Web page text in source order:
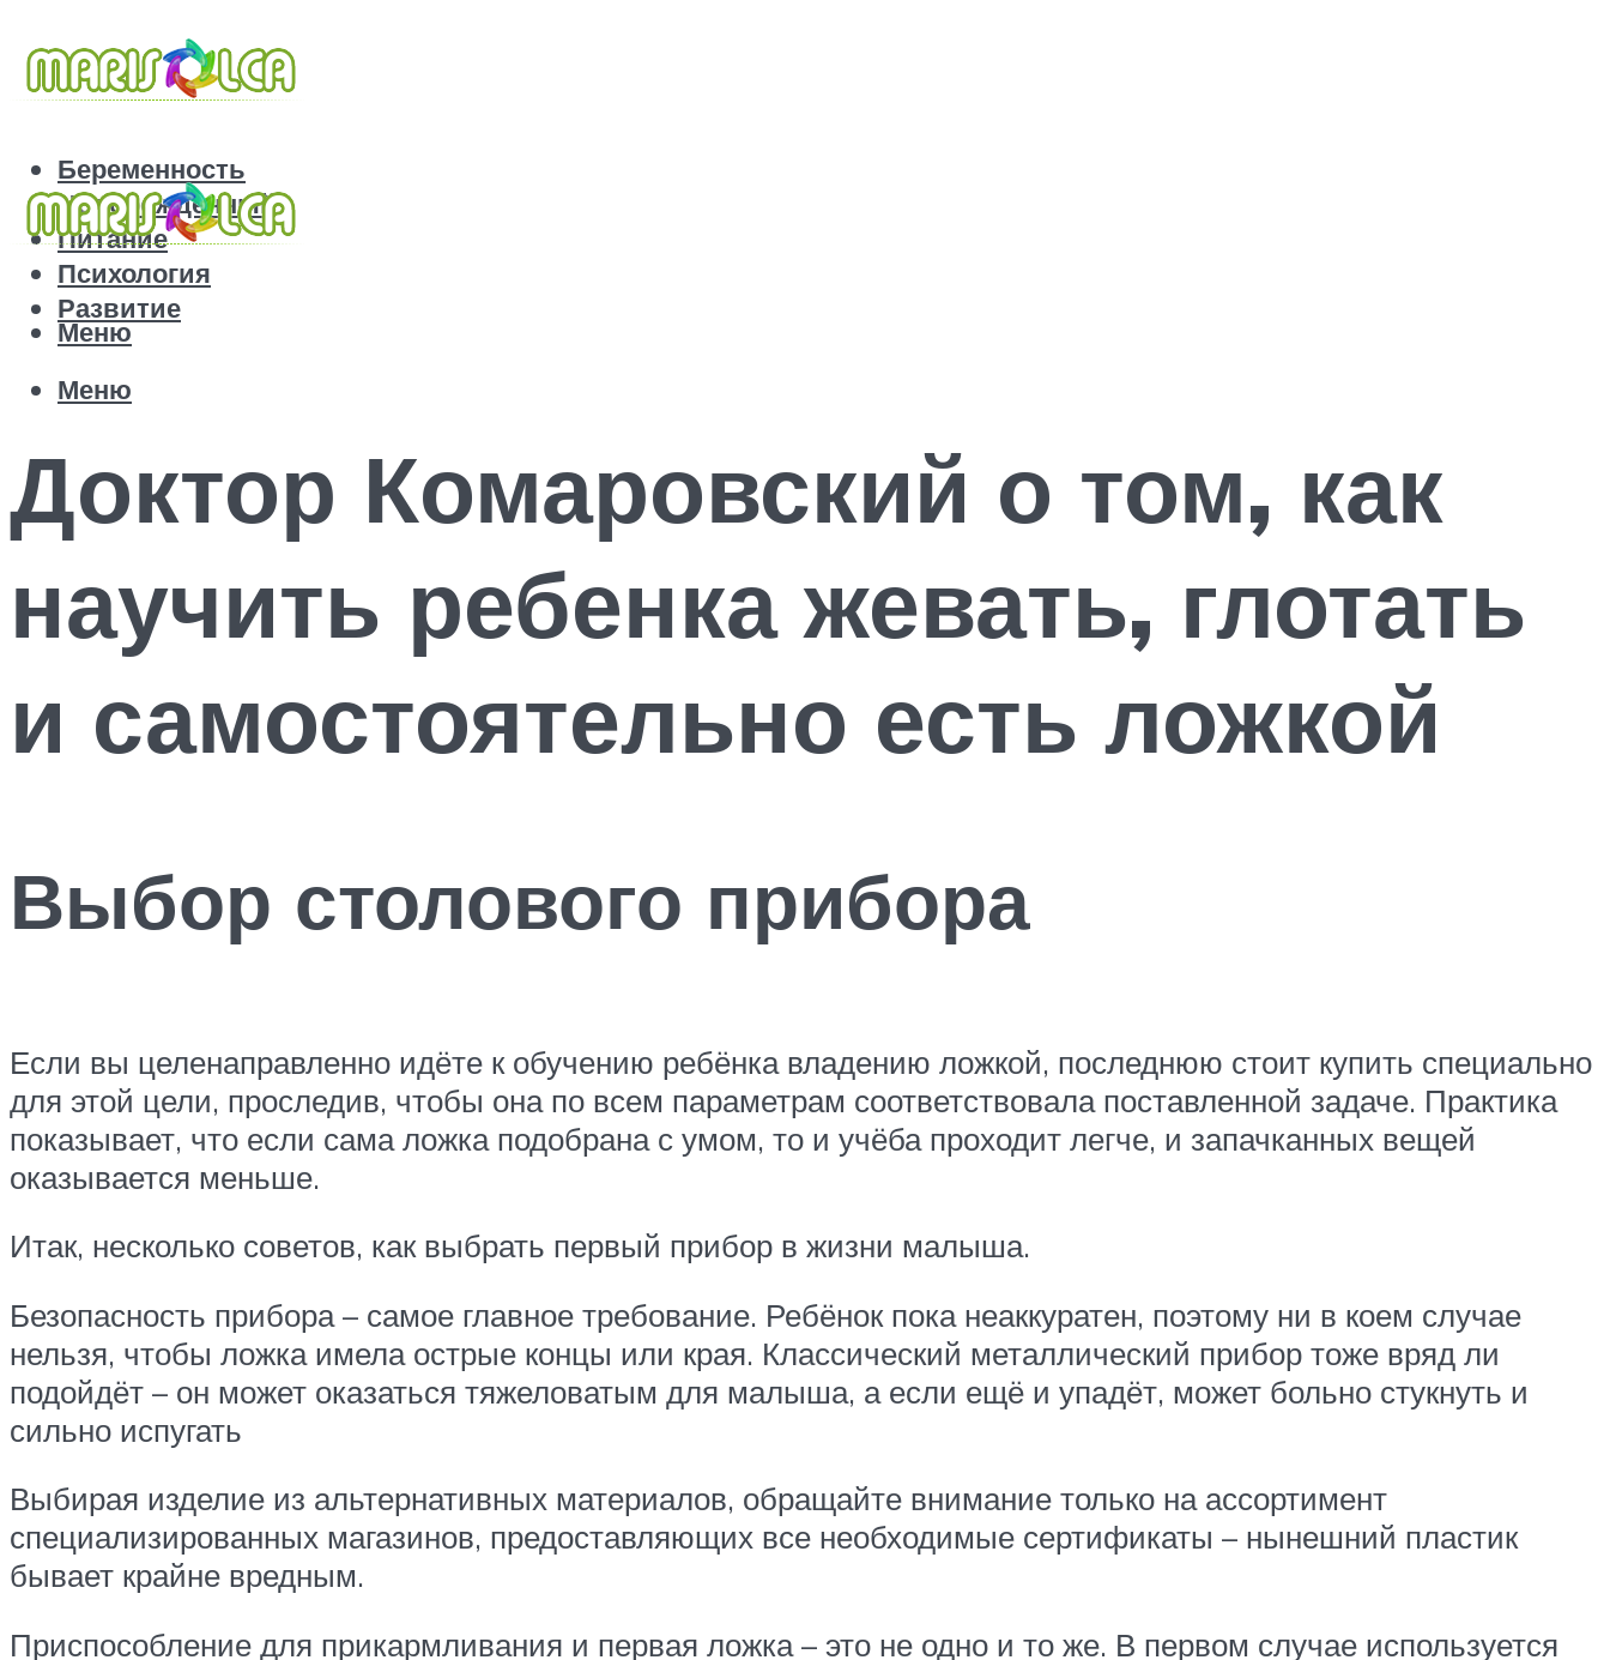
Беременность
Новорожденный
Питание
Психология
Развитие
Меню
Меню
Доктор Комаровский о том, как
научить ребенка жевать, глотать
и самостоятельно есть ложкой
Выбор столового прибора
Если вы целенаправленно идёте к обучению ребёнка владению ложкой, последнюю стоит купить специально
для этой цели, проследив, чтобы она по всем параметрам соответствовала поставленной задаче. Практика
показывает, что если сама ложка подобрана с умом, то и учёба проходит легче, и запачканных вещей
оказывается меньше.
Итак, несколько советов, как выбрать первый прибор в жизни малыша.
Безопасность прибора – самое главное требование. Ребёнок пока неаккуратен, поэтому ни в коем случае
нельзя, чтобы ложка имела острые концы или края. Классический металлический прибор тоже вряд ли
подойдёт – он может оказаться тяжеловатым для малыша, а если ещё и упадёт, может больно стукнуть и
сильно испугать
Выбирая изделие из альтернативных материалов, обращайте внимание только на ассортимент
специализированных магазинов, предоставляющих все необходимые сертификаты – нынешний пластик
бывает крайне вредным.
Приспособление для прикармливания и первая ложка – это не одно и то же. В первом случае используется